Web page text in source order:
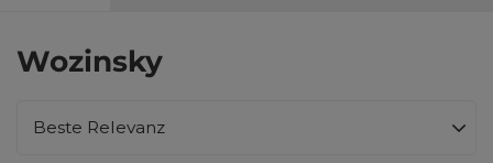
Wozinsky
Sortierung ändern
Beste Relevanz